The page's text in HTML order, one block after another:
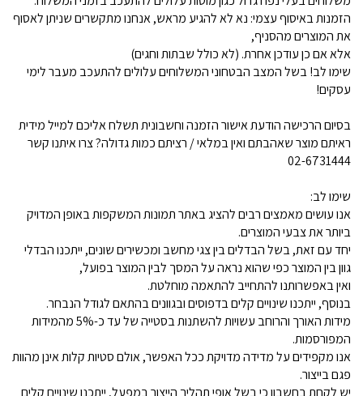
הזמנות באיסוף עצמי: נא לא להגיע מראש, אנחנו מתקשרים שניתן לאסוף
את המוצרים מהסניף,
אלא אם כן עודכן אחרת. (לא כולל שבתות וחגים)
שימו לב! בשל המצב הבטחוני המשלוחים עלולים להתעכב מעבר לימי
עסקים!
בסיום הרכישה הודעת אישור הזמנה וחשבונית תשלח אליכם למייל מידית
ראיתם מוצר שאהבתם ואין במלאי / רציתם כמות גדולה? צרו איתנו קשר
02-6731444
שימו לב:
אנו עושים מאמצים רבים להציג באתר תמונות המשקפות באופן המדויק
ביותר את צבעי המוצרים.
יחד עם זאת, בשל הבדלים בין צגי מחשב ומכשירים שונים, ייתכנו הבדלי
גוון בין המוצר כפי שהוא נראה על המסך לבין המוצר בפועל,
ואין באפשרותנו להתחייב להתאמה מוחלטת.
בנוסף, ייתכנו שינויים קלים בדפוסים ובגוונים בהתאם לגודל הנבחר.
מידות האורך והרוחב עשויות להשתנות בסטייה של עד כ-5% מהמידות
המפורסמות.
אנו מקפידים על מדידה מדויקת ככל האפשר, אולם סטיות קלות אינן מהוות
פגם בייצור.
יש לקחת בחשבון כי בשל אופי תהליך הייצור במפעל, ייתכנו שינויים קלים